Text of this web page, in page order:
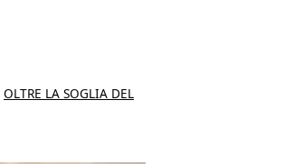
OLTRE LA SOGLIA DEL